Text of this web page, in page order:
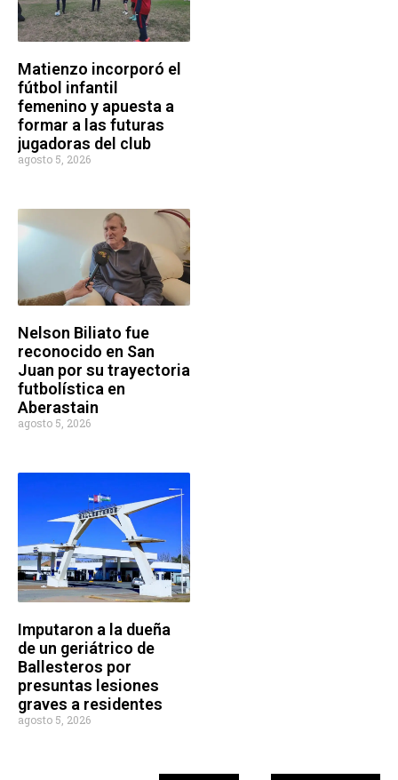
Matienzo incorporó el
fútbol infantil
femenino y apuesta a
formar a las futuras
jugadoras del club
agosto 5, 2026
Nelson Biliato fue
reconocido en San
Juan por su trayectoria
futbolística en
Aberastain
agosto 5, 2026
Imputaron a la dueña
de un geriátrico de
Ballesteros por
presuntas lesiones
graves a residentes
agosto 5, 2026